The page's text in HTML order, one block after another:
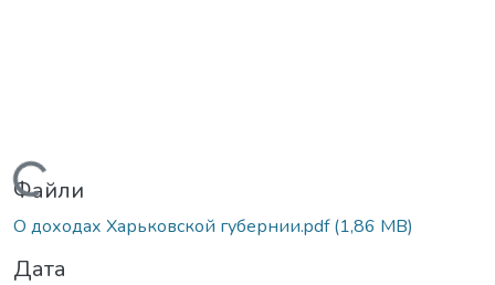
Вантажиться...
Файли
О доходах Харьковской губернии.pdf(1,86 MB)
Дата